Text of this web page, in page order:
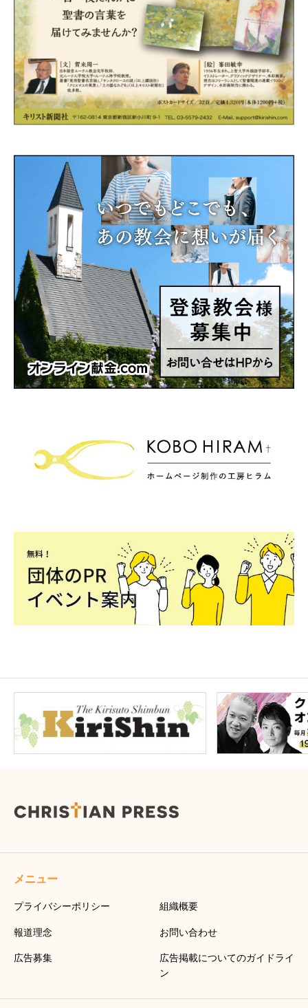
メニュー
プライバシーポリシー 組織概要
報道理念 お問い合わせ
広告募集
広告掲載についてのガイドライ
ン